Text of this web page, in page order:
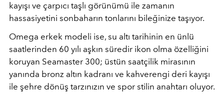
kayışı ve çarpıcı taşlı görünümü ile zamanın
hassasiyetini sonbaharın tonlarını bileğinize taşıyor.
Omega erkek modeli ise, su altı tarihinin en ünlü
saatlerinden 60 yılı aşkın süredir ikon olma özelliğini
koruyan Seamaster 300; üstün saatçilik mirasının
yanında bronz altın kadranı ve kahverengi deri kayışı
ile şehre dönüş tarzınızın ve spor stilin anahtarı oluyor.